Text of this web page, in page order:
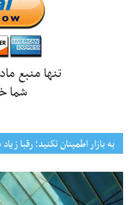
تنها منبع
شما
به بازار اطمینان نکنید؛ رقبا